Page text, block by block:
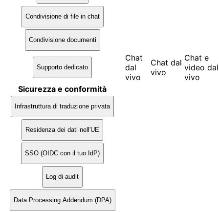
Condivisione di file in chat
Condivisione documenti
Supporto dedicato
Chat
dal
vivo
Chat dal
vivo
Chat e
video dal
vivo
Sicurezza e conformità
Infrastruttura di traduzione privata
Residenza dei dati nell'UE
SSO (OIDC con il tuo IdP)
Log di audit
Data Processing Addendum (DPA)